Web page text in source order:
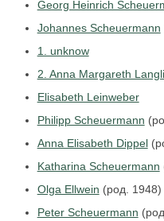
Georg Heinrich
Johannes Scheuermann
1. unknow
2. Anna Margareth
Elisabeth Leinweber
Philipp Scheuermann
Anna Elisabeth Dippel
Katharina Scheuermann
Olga Ellwein (род. 1948)
Peter Scheuermann